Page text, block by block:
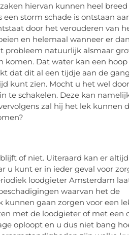
hiervan kunnen heel breed
storm schade is ontstaan
door het verouderen van
en helemaal wanneer er
probleem natuurlijk alsmaar
komen. Dat water kan een hoop
dat dit al een tijdje aan de
kunt zien. Mocht u het wel
te schakelen. Deze kan
zal hij het lek kunnen
of niet. Uiteraard kan er
u kunt er in ieder geval voor
loodgieter Amsterdam
waarvan het de
gaan zorgen voor een
met de loodgieter of met een
oploopt en u dus niet bang